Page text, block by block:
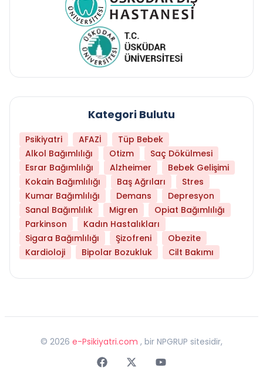
Kategori Bulutu
Psikiyatri AFAZİ
Tüp Bebek
Alkol Bağımlılığı
Otizm
Saç Dökülmesi
Esrar Bağımlılığı
Alzheimer
Bebek Gelişimi
Kokain Bağımlılığı
Baş Ağrıları
Stres
Kumar Bağımlılığı
Demans
Depresyon
Sanal Bağımlılık
Migren
Opiat Bağımlılığı
Parkinson
Kadın Hastalıkları
Sigara Bağımlılığı
Şizofreni
Obezite
Kardioloji
Bipolar Bozukluk Cilt Bakımı
© 2026 e-Psikiyatri.com , bir NPGRUP sitesidir,